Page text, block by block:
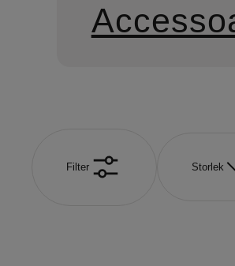
Filter Storlek